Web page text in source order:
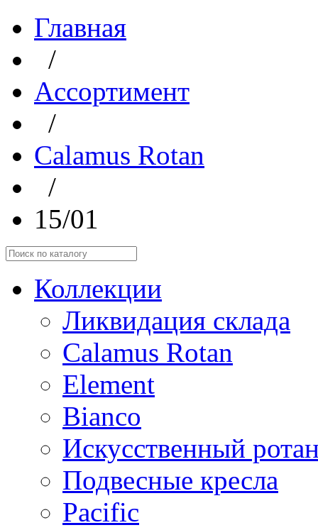
Главная
/
Aссортимент
/
Calamus Rotan
/
15/01
Коллекции
Ликвидация склада
Calamus Rotan
Element
Bianco
Искусственный
Подвесные кресла
Pacific